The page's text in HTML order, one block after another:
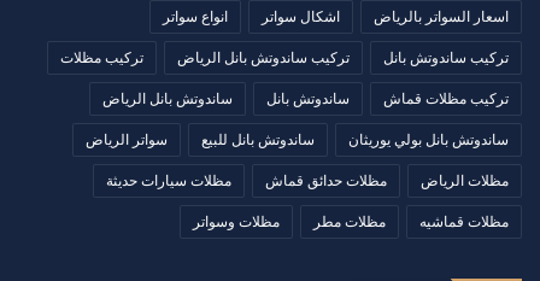
اسعار السواتر بالرياض اشكال سواتر انواع سواتر
تركيب ساندوتش بانل تركيب ساندوتش بانل الرياض تركيب مظلات
تركيب مظلات قماش ساندوتش بانل ساندوتش بانل الرياض
ساندوتش بانل بولي يوريثان ساندوتش بانل للبيع سواتر الرياض
مظلات الرياض مظلات حدائق قماش مظلات سيارات حديثة
مظلات قماشيه مظلات مطر مظلات وسواتر